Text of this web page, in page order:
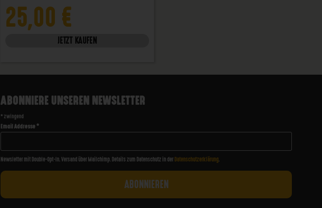
25,00 €
JETZT KAUFEN
ABONNIERE UNSEREN NEWSLETTER
* zwingend
Email Addresse*
Newsletter mit Double-Opt-In. Versand über Mailchimp. Details zum Datenschutz in der Datenschutzerklärung.